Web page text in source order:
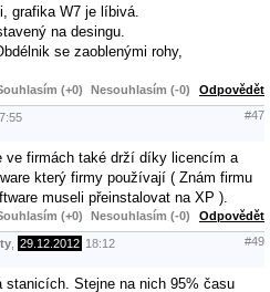
grafika W7 je líbivá.
na desingu.
se zaoblenými rohy,
(+0) Nesouhlasím (-0) Odpovědět
#47
ve firmách také drží díky licencím a
který firmy používají ( Znám firmu
museli přeinstalovat na XP ).
(+0) Nesouhlasím (-0) Odpovědět
29.12.2012 18:12 #49
stanicích. Stejne na nich 95% času